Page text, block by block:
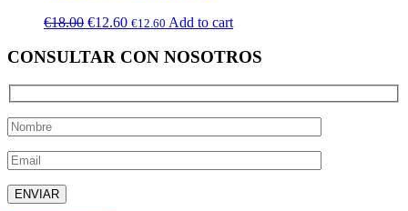
€18.00 €12.60 €12.60 Add to cart
CONSULTAR CON NOSOTROS
Deja este campo vacío.